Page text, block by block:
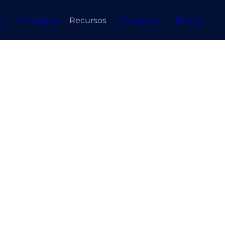
Miembros Recursos Newsletter Unete!